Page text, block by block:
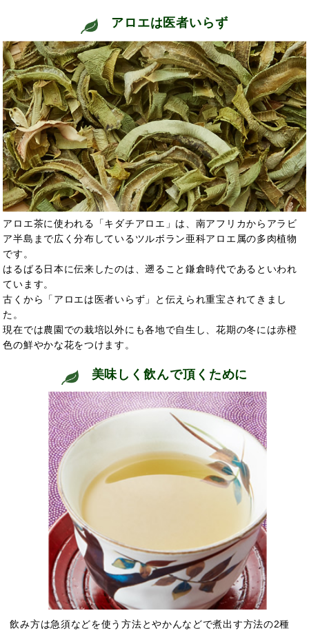
アロエは医者いらず
アロエ茶に使われる「キダチアロエ」は、南アフリカからアラビ
ア半島まで広く分布しているツルボラン亜科アロエ属の多肉植物
です。
はるばる日本に伝来したのは、遡ること鎌倉時代であるといわれ
ています。
古くから「アロエは医者いらず」と伝えられ重宝されてきまし
た。
現在では農園での栽培以外にも各地で自生し、花期の冬には赤橙
色の鮮やかな花をつけます。
美味しく飲んで頂くために
飲み方は急須などを使う方法とやかんなどで煮出す方法の2種